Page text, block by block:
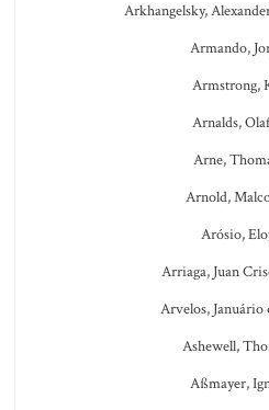
Arkhangelsky,
Armando,
Armstrong,
Arnalds,
Arne,
Arnold,
Arósio,
Arriaga, Juan
Arvelos, Januário
Ashewell,
Aßmayer,